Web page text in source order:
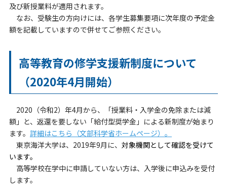
及び新授業料が適用されます。
なお、受験生の方向けには、各学生募集要項に次年度の予定金
額を記載していますので併せてご参照ください。
高等教育の修学支援新制度について
（2020年4月開始）
2020（令和2）年4月から、「授業料・入学金の免除または減
額」と、返還を要しない「給付型奨学金」による新制度が始まり
ます。 詳細はこちら（文部科学省ホームページ）。
東京海洋大学は、2019年9月に、 対象機関として確認を受けて
います。
高等学校在学中に申請していない方は、入学後に申込みを受付
します。